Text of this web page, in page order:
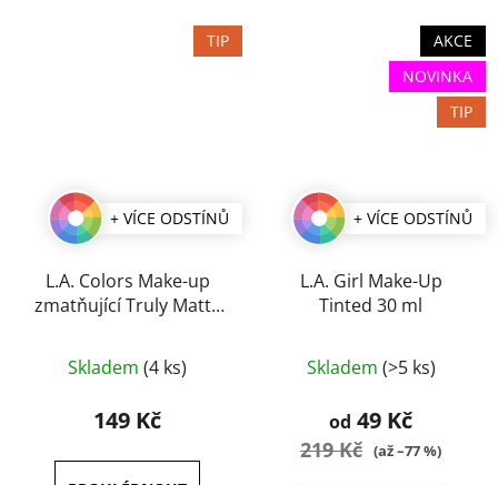
TIP
+ VÍCE ODSTÍNŮ
L.A. Colors Make-up
zmatňující Truly Matte
hodnocení
produktu
3,8
Skladem (4 ks)
149 Kč
AKCE
NOVINKA
TIP
+ VÍCE ODSTÍNŮ
L.A. Girl Make-Up
Tinted 30 ml
hodnocení
produktu
Skladem (>5 ks)
od 49 Kč
219 Kč (až –77 %)